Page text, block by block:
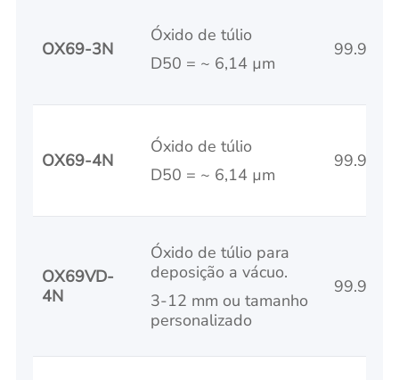
OX69-3N
Óxido de túlio
D50 = ~ 6,14 µm
99.9 %
OX69-4N
Óxido de túlio
D50 = ~ 6,14 µm
99.99%
OX69VD-
4N
Óxido de túlio para
deposição a vácuo.
3-12 mm ou tamanho
personalizado
99.99 %